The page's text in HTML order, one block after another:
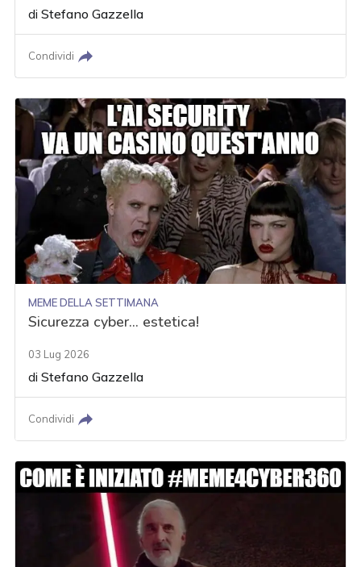
diStefano Gazzella
Condividi
MEME DELLA SETTIMANA
Sicurezza cyber... estetica!
03 Lug 2026
diStefano Gazzella
Condividi